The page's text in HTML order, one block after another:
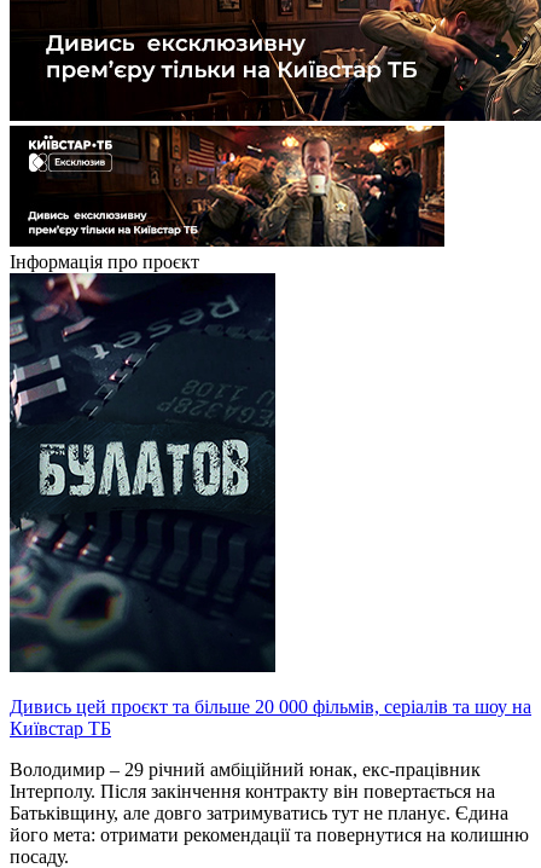
Інформація про проєкт
Дивись цей проєкт та більше 20 000 фільмів, серіалів та шоу на
Київстар ТБ
Володимир – 29 річний амбіційний юнак, екс-працівник
Інтерполу. Після закінчення контракту він повертається на
Батьківщину, але довго затримуватись тут не планує. Єдина
його мета: отримати рекомендації та повернутися на колишню
посаду.